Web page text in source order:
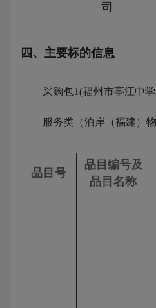
司
四、主要标的信息
采购包1(福州市亭江中
服务类（泊岸（福建）
品目号
品目编号及
品目名称